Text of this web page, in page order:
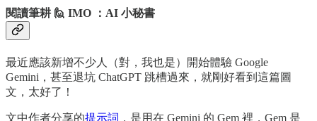
閱讀筆耕 🙋 IMO ：AI 小秘書
最近應該新增不少人（對，我也是）開始體驗 Google
Gemini，甚至退坑 ChatGPT 跳槽過來，就剛好看到這篇圖
文，太好了！
文中作者分享的提示詞 ，是用在 Gemini 的 Gem 裡，Gem 是